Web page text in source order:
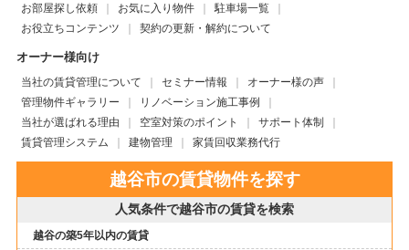
お部屋探し依頼
お気に入り物件
駐車場一覧
お役立ちコンテンツ
契約の更新・解約について
オーナー様向け
当社の賃貸管理について セミナー情報
オーナー様の声
管理物件ギャラリー
リノベーション施工事例
当社が選ばれる理由
空室対策のポイント
サポート体制
賃貸管理システム
建物管理 家賃回収業務代行
越谷市の賃貸物件を探す
人気条件で越谷市の賃貸を検索
越谷の築5年以内の賃貸